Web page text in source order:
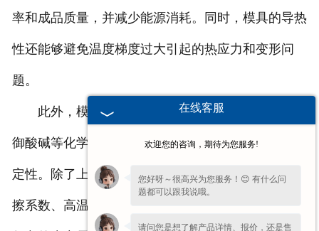
率和成品质量，并减少能源消耗。同时，模具的导热
性还能够避免温度梯度过大引起的热应力和变形问
题。
此外，模具还表现出良好的耐腐蚀性能。能够抵
御酸碱等化学物质的侵蚀，确保模具长期使用时的稳
定性。除了上述特点，石墨模具还具有易加工、低摩
擦系数、高温稳定性等优势。这使得它可以适应各种
在线客服
欢迎您的咨询，期待为您服务!
您好呀～很高兴为您服务！😊 有什么问
题都可以跟我说哦。
请问您是想了解产品详情、报价，还是售